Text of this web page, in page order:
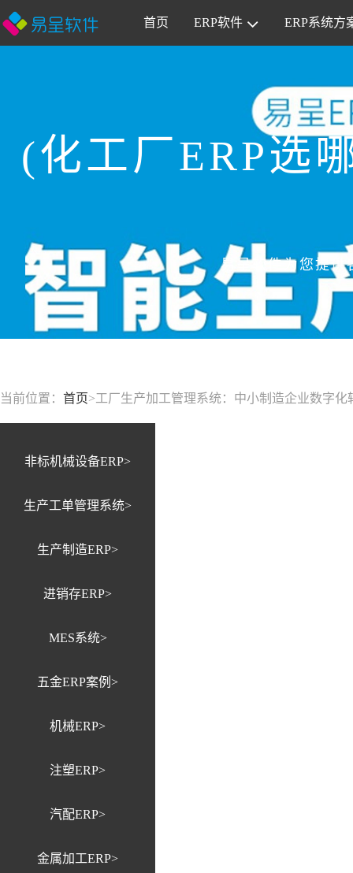
首页 ERP软件 ERP系统方
(化工厂ERP选
易呈软件为您提供
当前位置： 首页>工厂生产加工管理系统：中小制造企业数字
非标机械设备ERP>
生产工单管理系统>
生产制造ERP>
进销存ERP>
MES系统>
五金ERP案例>
机械ERP>
注塑ERP>
汽配ERP>
金属加工ERP>